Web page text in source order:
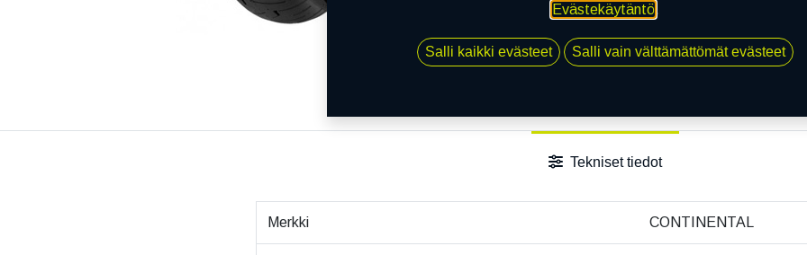
Tekniset tiedot
Merkki CONTINENTAL
Evästekäytäntö.
Salli kaikki evästeet Salli vain välttämättömät evästeet